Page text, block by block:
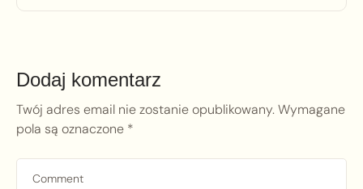
Dodaj komentarz
Twój adres email nie zostanie opublikowany.Wymagane
pola są oznaczone *